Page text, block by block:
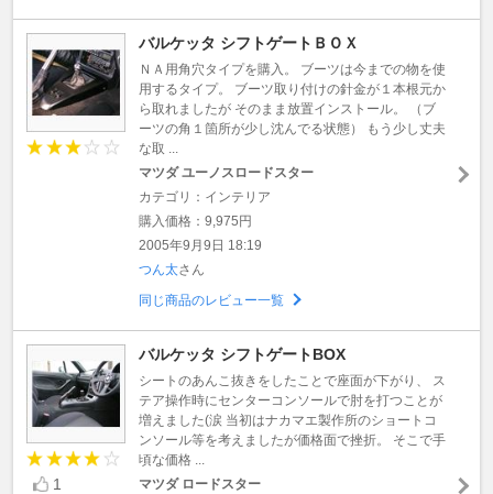
バルケッタ シフトゲートＢＯＸ
ＮＡ用角穴タイプを購入。 ブーツは今までの物を使
用するタイプ。 ブーツ取り付けの針金が１本根元か
ら取れましたが そのまま放置インストール。 （ブ
ーツの角１箇所が少し沈んでる状態） もう少し丈夫
な取 ...
マツダ ユーノスロードスター
カテゴリ：インテリア
購入価格：9,975円
2005年9月9日 18:19
つん太さん
同じ商品のレビュー一覧
1
バルケッタ シフトゲートBOX
シートのあんこ抜きをしたことで座面が下がり、 ス
テア操作時にセンターコンソールで肘を打つことが
増えました(涙 当初はナカマエ製作所のショートコ
ンソール等を考えましたが価格面で挫折。 そこで手
頃な価格 ...
マツダ ロードスター